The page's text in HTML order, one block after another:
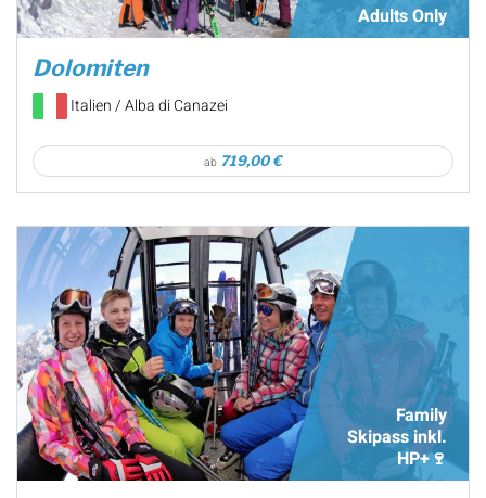
Adults Only
Dolomiten
Italien / Alba di Canazei
ab 719,00 €
Family
Skipass inkl.
HP+🍷